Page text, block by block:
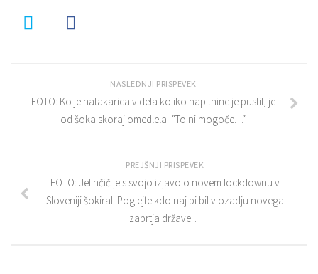
NASLEDNJI PRISPEVEK
FOTO: Ko je natakarica videla koliko napitnine je pustil, je
od šoka skoraj omedlela! ”To ni mogoče…”
PREJŠNJI PRISPEVEK
FOTO: Jelinčič je s svojo izjavo o novem lockdownu v
Sloveniji šokiral! Poglejte kdo naj bi bil v ozadju novega
zaprtja države…